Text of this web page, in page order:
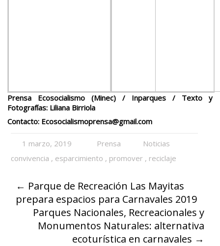
Prensa Ecosocialismo (Minec) / Inparques / Texto y
Fotografías: Liliana Birriola
Contacto: Ecosocialismoprensa@gmail.com
1 marzo, 2019 Prensa
Noticias
convivencia , esparcimiento , promover , reciclaje
← Parque de Recreación Las Mayitas
prepara espacios para Carnavales 2019
Parques Nacionales, Recreacionales y
Monumentos Naturales: alternativa
ecoturística en carnavales →